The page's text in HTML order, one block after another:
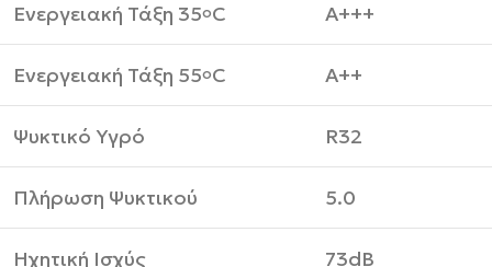
Ενεργειακή Τάξη 35oC A+++
Ενεργειακή Τάξη 55o​C A++
Ψυκτικό Υγρό R32
Πλήρωση Ψυκτικού 5.0
Ηχητική Ισχύς 73dB